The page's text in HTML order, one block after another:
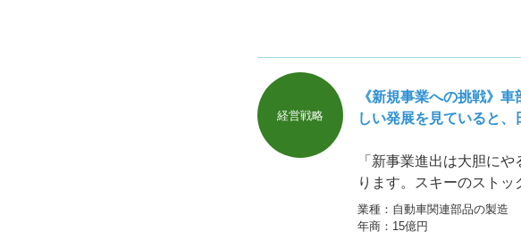
経営戦略
《新規事業への挑戦》
しい発展を見ていると
「新事業進出は大胆に
ります。スキーのストッ
1998年の長野オリンピ
業種： 自動車関連部品の製造
年商： 15億円